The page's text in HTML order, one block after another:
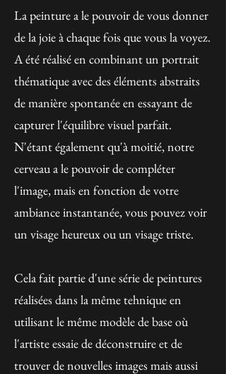
La peinture a le pouvoir de vous donner
de la joie à chaque fois que vous la voyez.
A été réalisé en combinant un portrait
thématique avec des éléments abstraits
de manière spontanée en essayant de
capturer l'équilibre visuel parfait.
N'étant également qu'à moitié, notre
cerveau a le pouvoir de compléter
l'image, mais en fonction de votre
ambiance instantanée, vous pouvez voir
un visage heureux ou un visage triste.
Cela fait partie d'une série de peintures
réalisées dans la même tehnique en
utilisant le même modèle de base où
l'artiste essaie de déconstruire et de
trouver de nouvelles images mais aussi